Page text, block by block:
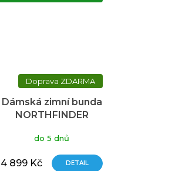
ZDARMA
Dámská zimní bunda
NORTHFINDER
do 5 dnů
4 899 Kč DETAIL